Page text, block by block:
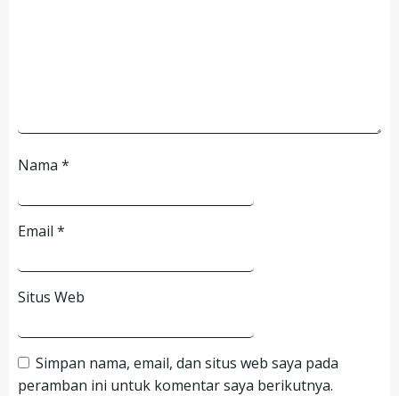
Nama *
Email *
Situs Web
Simpan nama, email, dan situs web saya pada
peramban ini untuk komentar saya berikutnya.